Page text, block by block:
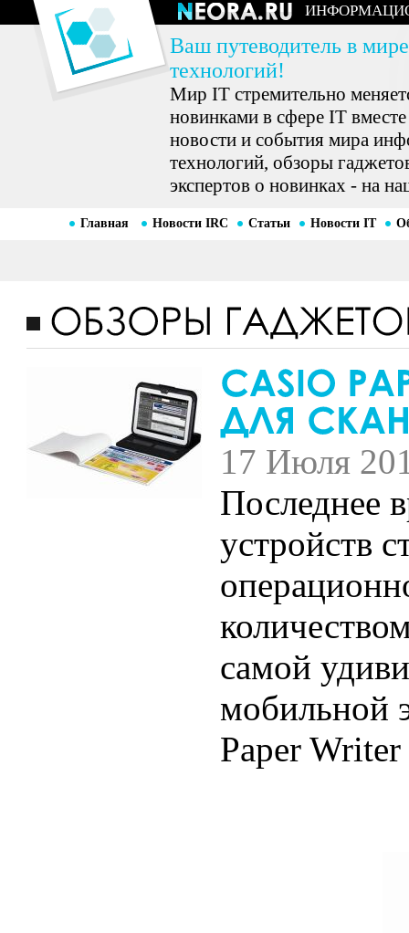
Ваш путеводитель в
технологий!
Мир IT стремительно
новинками в сфере IT
новости и события мира
технологий, обзоры
экспертов о новинках - на
Главная Новости IRC Статьи Новости IT
17 Июля
Последнее
устройств
самой
мобильной
Paper